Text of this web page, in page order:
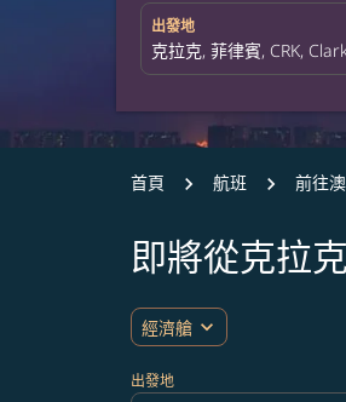
出發地
首頁 航班 前往
即將從克拉
經濟艙 expand_more
出發地
無符合您設定條件的票